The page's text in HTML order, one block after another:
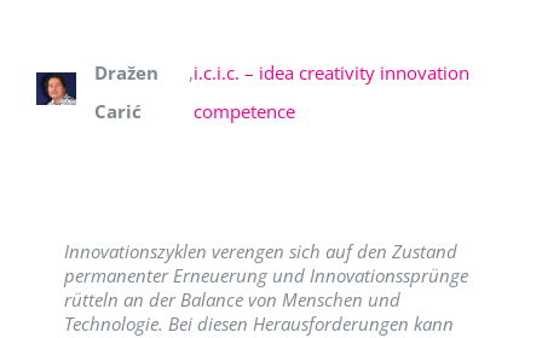
Dražen
Carić
,i.c.i.c. – idea creativity innovation
competence
Innovationszyklen verengen sich auf den Zustand
permanenter Erneuerung und Innovationssprünge
rütteln an der Balance von Menschen und
Technologie. Bei diesen Herausforderungen kann